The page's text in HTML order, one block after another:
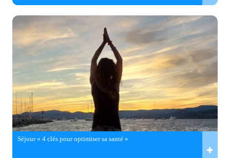
Séjour « 4 clés pour optimiser sa santé »